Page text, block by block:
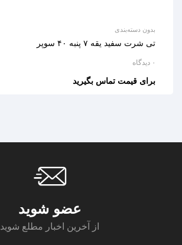
بدون دسته‌بندی
تی شرت سفید یقه ۷ پنبه ۴۰ سوپر
۰ دیدگاه
برای قیمت تماس بگیرید
عضو شوید
از آخرین اخبار مطلع شوید